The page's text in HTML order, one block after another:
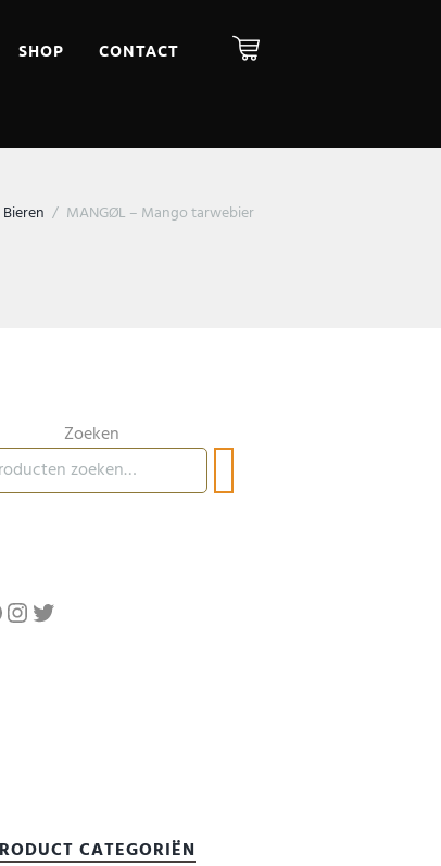
SHOP CONTACT
Bieren MANGØL – Mango tarwebier
Zoeken
Instagram
Twitter
CATEGORIËN